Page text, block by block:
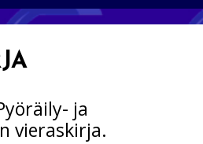
ja
vieraskirja.